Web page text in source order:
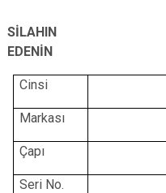
SİLAHIN
EDENİN
Cinsi
Markası
Çapı
Seri No.